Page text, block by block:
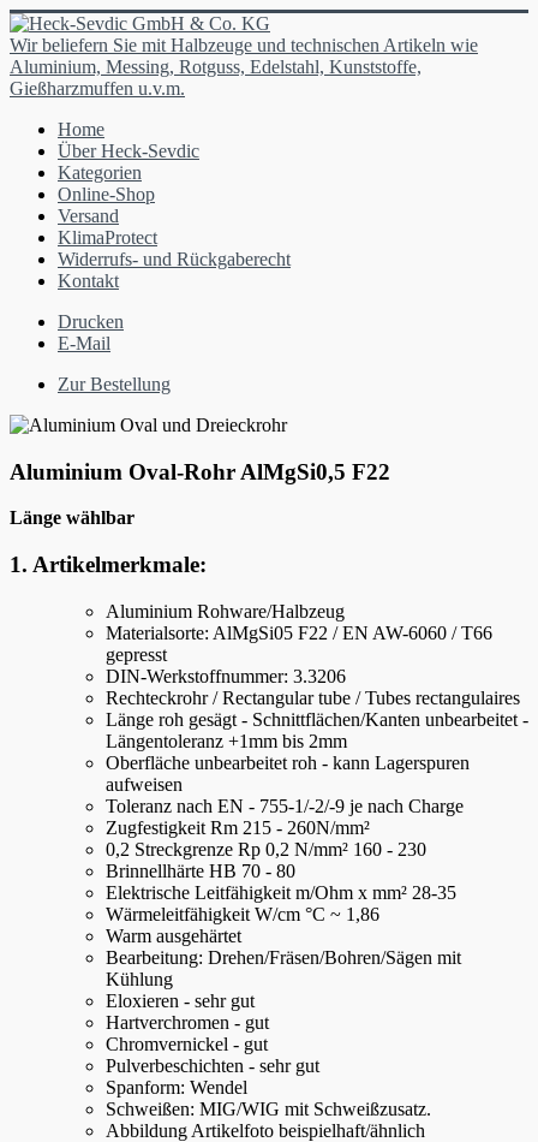
Wir beliefern Sie mit Halbzeuge und technischen Artikeln wie
Aluminium, Messing, Rotguss, Edelstahl, Kunststoffe,
Gießharzmuffen u.v.m.
Home
Über Heck-Sevdic
Kategorien
Online-Shop
Versand
KlimaProtect
Widerrufs- und Rückgaberecht
Kontakt
Drucken
E-Mail
Zur Bestellung
Aluminium Oval-Rohr AlMgSi0,5 F22
Länge wählbar
1. Artikelmerkmale:
Aluminium Rohware/Halbzeug
Materialsorte: AlMgSi05 F22 / EN AW-6060 / T66
gepresst
DIN-Werkstoffnummer: 3.3206
Rechteckrohr / Rectangular tube / Tubes rectangulaires
Länge roh gesägt - Schnittflächen/Kanten unbearbeitet -
Längentoleranz +1mm bis 2mm
Oberfläche unbearbeitet roh - kann Lagerspuren
aufweisen
Toleranz nach EN - 755-1/-2/-9 je nach Charge
Zugfestigkeit Rm 215 - 260N/mm²
0,2 Streckgrenze Rp 0,2 N/mm² 160 - 230
Brinnellhärte HB 70 - 80
Elektrische Leitfähigkeit m/Ohm x mm² 28-35
Wärmeleitfähigkeit W/cm °C ~ 1,86
Warm ausgehärtet
Bearbeitung: Drehen/Fräsen/Bohren/Sägen mit
Kühlung
Eloxieren - sehr gut
Hartverchromen - gut
Chromvernickel - gut
Pulverbeschichten - sehr gut
Spanform: Wendel
Schweißen: MIG/WIG mit Schweißzusatz.
Abbildung Artikelfoto beispielhaft/ähnlich